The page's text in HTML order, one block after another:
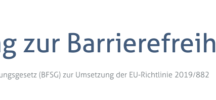
zur
(BFSG) zur Umsetzung der EU-Richtlinie 2019/882